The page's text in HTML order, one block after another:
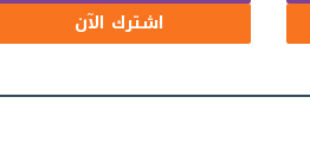
اشترك الآن